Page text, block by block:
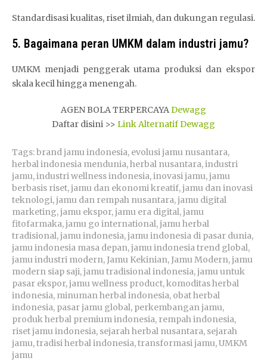
Standardisasi kualitas, riset ilmiah, dan dukungan regulasi.
5. Bagaimana peran UMKM dalam industri jamu?
UMKM menjadi penggerak utama produksi dan ekspor
skala kecil hingga menengah.
AGEN BOLA TERPERCAYADewagg
Daftar disini >> Link Alternatif Dewagg
Tags:brand jamu indonesia, evolusi jamu nusantara,
herbal indonesia mendunia,herbal nusantara,industri
jamu,industri wellness indonesia,inovasi jamu,jamu
berbasis riset,jamu dan ekonomi kreatif,jamu dan inovasi
teknologi,jamu dan rempah nusantara,jamu digital
marketing,jamu ekspor,jamu era digital,jamu
fitofarmaka,jamu go international,jamu herbal
tradisional,jamu indonesia,jamu indonesia di pasar dunia,
jamu indonesia masa depan,jamu indonesia trend global,
jamu industri modern,Jamu Kekinian,Jamu Modern,jamu
modern siap saji,jamu tradisional indonesia,jamu untuk
pasar ekspor,jamu wellness product,komoditas herbal
indonesia, minuman herbal indonesia, obat herbal
indonesia, pasar jamu global, perkembangan jamu,
produk herbal premium indonesia, rempah indonesia,
riset jamu indonesia, sejarah herbal nusantara, sejarah
jamu,tradisi herbal indonesia,transformasi jamu,UMKM
jamu